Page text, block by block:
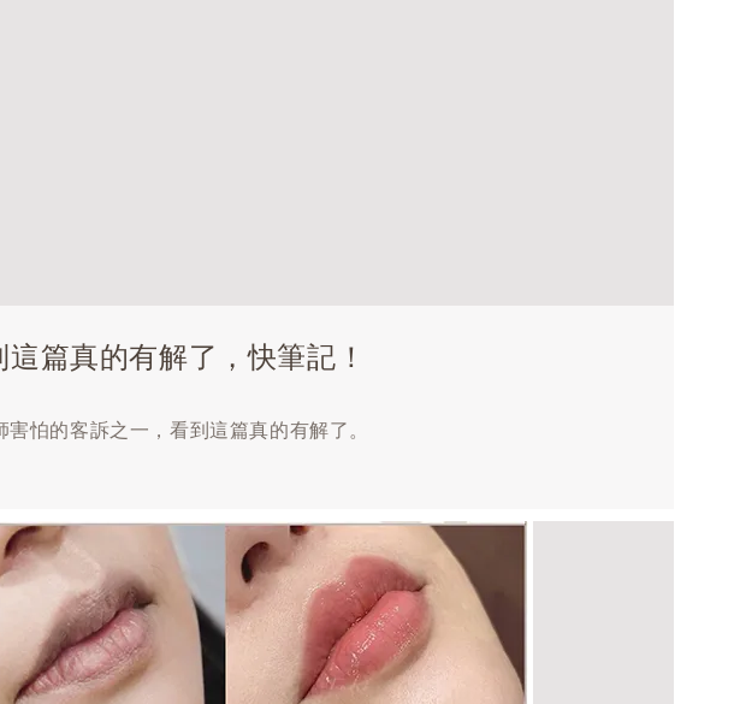
篇真的有解了，快筆記！
怕的客訴之一，看到這篇真的有解了。